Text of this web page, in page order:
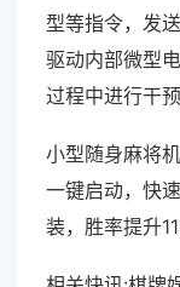
型等指令，发
驱动内部微型
过程中进行干
小型随身麻将
一键启动，快
装，胜率提升